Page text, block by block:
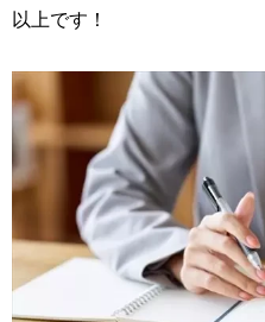
以上です！